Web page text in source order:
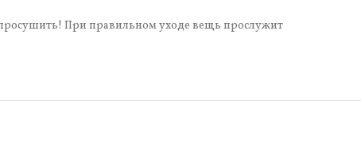
При правильном уходе вещь прослужит